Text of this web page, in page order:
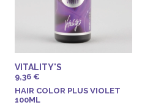
VITALITY'S
9,36 €
HAIR COLOR PLUS VIOLET
100ML